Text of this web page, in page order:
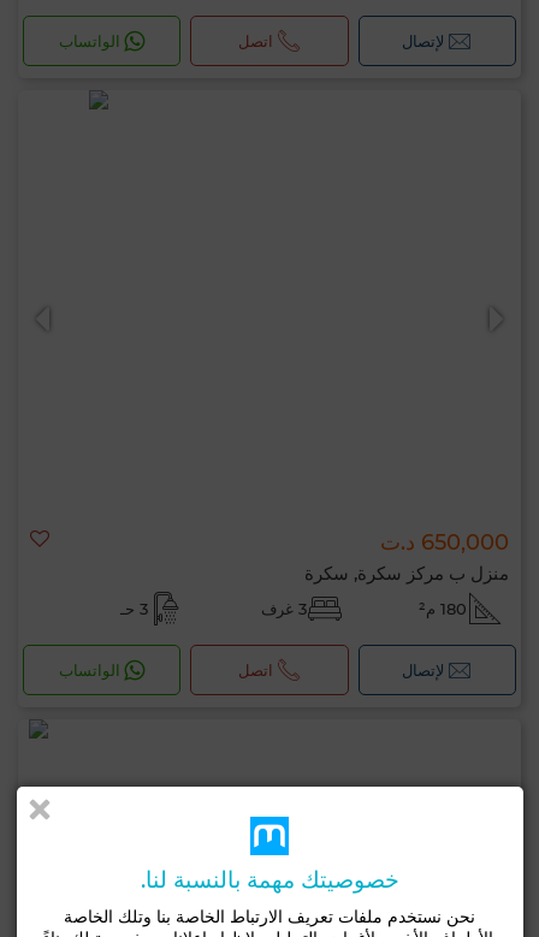
لإتصال اتصل الواتساب
650,000 د.ت
منزل ب مركز سكرة, سكرة
180 م² 3 غرف 3 حـ
لإتصال اتصل الواتساب
خصوصيتك مهمة بالنسبة لنا.
نحن نستخدم ملفات تعريف الارتباط الخاصة بنا وتلك الخاصة